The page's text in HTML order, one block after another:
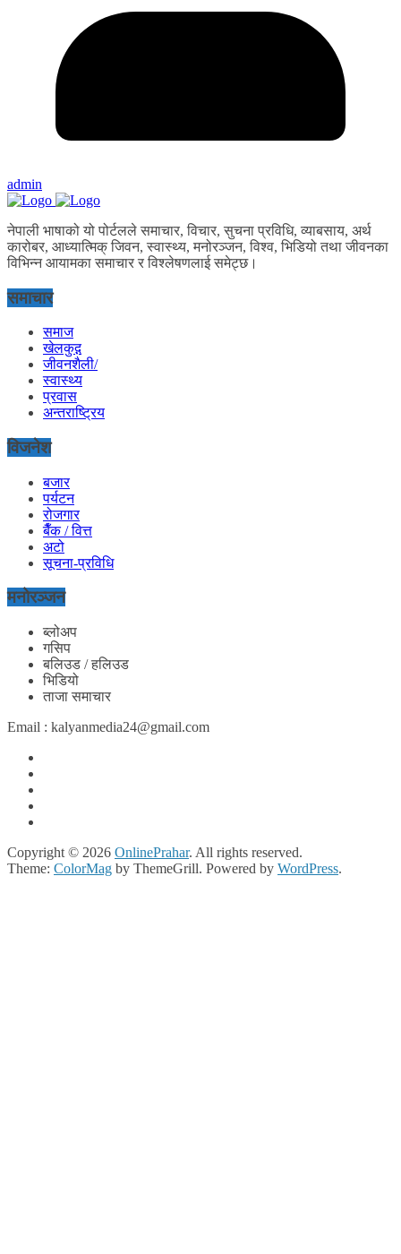
admin
नेपाली भाषाको यो पोर्टलले समाचार, विचार, सुचना प्रविधि, व्याबसाय, अर्थ
कारोबर, आध्यात्मिक् जिवन, स्वास्थ्य, मनोरञ्जन, विश्व, भिडियो तथा जीवनका
विभिन्न आयामका समाचार र विश्लेषणलाई समेट्छ।
समाचार
समाज
खेलकुद़़
जीवनशैली/
स्वास्थ्य
प्रवास
अन्तराष्ट्रिय
विजनेश
बजार
पर्यटन
रोजगार
बैँक / वित्त
अटो
सूचना-प्रविधि
मनोरञ्जन
ब्लोअप
गसिप
बलिउड / हलिउड
भिडियो
ताजा समाचार
Email : kalyanmedia24@gmail.com
Copyright © 2026 OnlinePrahar. All rights reserved.
Theme: ColorMag by ThemeGrill. Powered by WordPress.